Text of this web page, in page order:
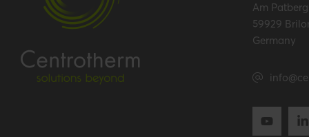
Am
59929
Germany